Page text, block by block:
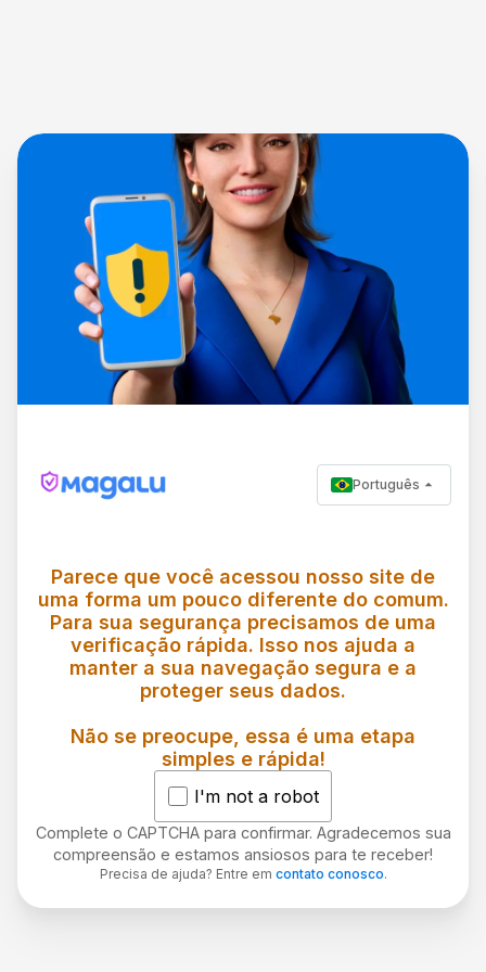
Português
Parece que você acessou nosso site de
uma forma um pouco diferente do comum.
Para sua segurança precisamos de uma
verificação rápida. Isso nos ajuda a
manter a sua navegação segura e a
proteger seus dados.
Não se preocupe, essa é uma etapa
simples e rápida!
I'm not a robot
Complete o CAPTCHA para confirmar. Agradecemos sua
compreensão e estamos ansiosos para te receber!
Precisa de ajuda? Entre em contato conosco.